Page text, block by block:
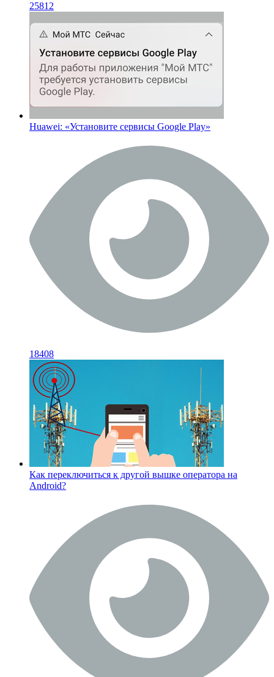
25812
Huawei: «Установите сервисы Google Play»
18408
Как переключиться к другой вышке оператора на
Android?